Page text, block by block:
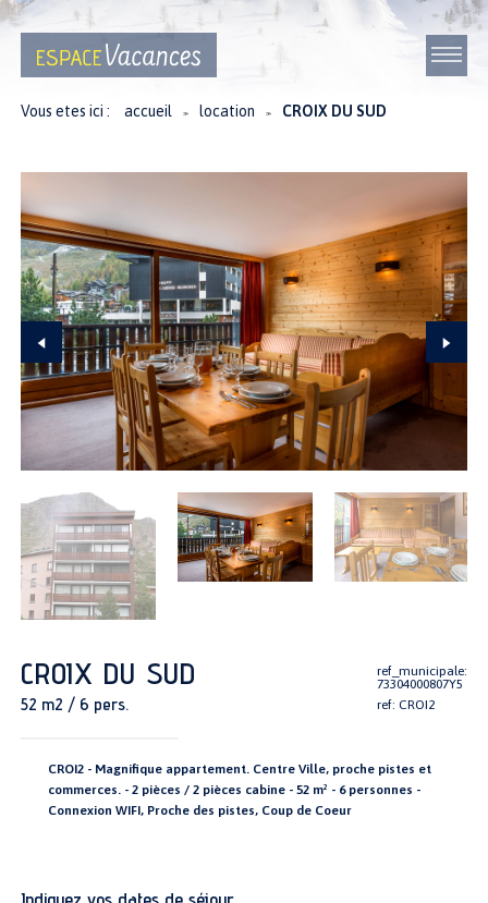
Vous etes ici : accueil ≫ location ≫ CROIX DU SUD
CROIX DU SUD
52 m2 / 6 pers.
ref_municipale:
73304000807Y5
ref: CROI2
CROI2 - Magnifique appartement. Centre Ville, proche pistes et
commerces. - 2 pièces / 2 pièces cabine - 52 m² - 6 personnes -
Connexion WIFI, Proche des pistes, Coup de Coeur